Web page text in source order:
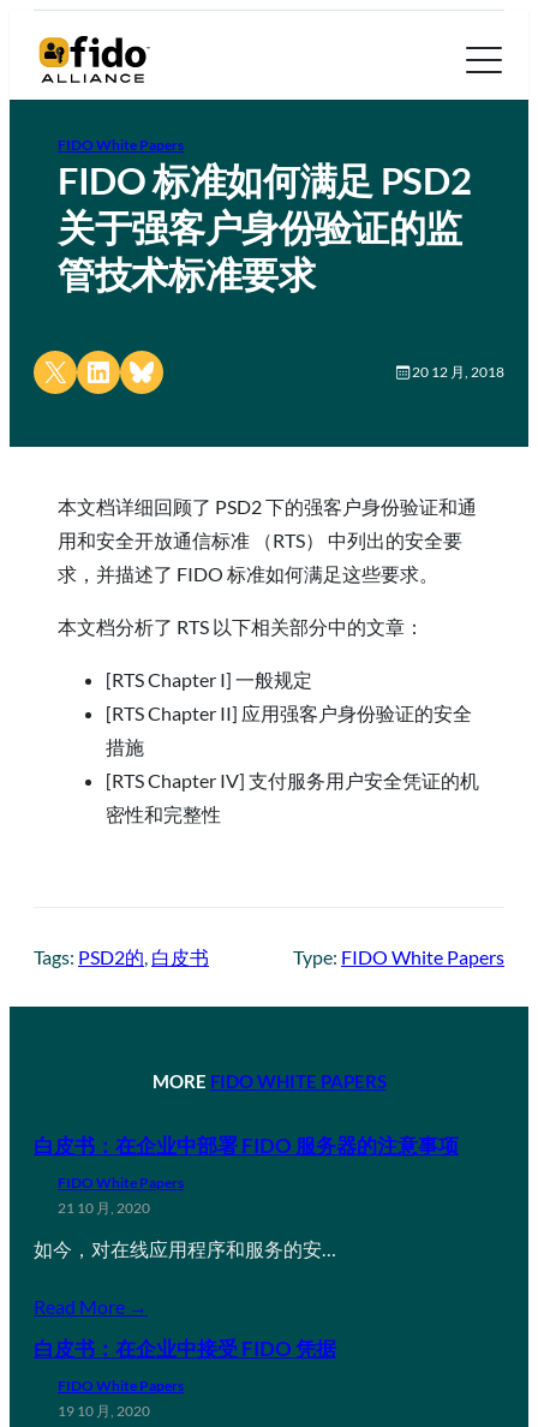
FIDO White Papers
FIDO 标准如何满足 PSD2
关于强客户身份验证的监
管技术标准要求
Share on X Share on LinkedIn
Share on Bluesky 20 12 月, 2018
本文档详细回顾了 PSD2 下的强客户身份验证和通
用和安全开放通信标准 （RTS） 中列出的安全要
求，并描述了 FIDO 标准如何满足这些要求。
本文档分析了 RTS 以下相关部分中的文章：
[RTS Chapter I] 一般规定
[RTS Chapter II] 应用强客户身份验证的安全
措施
[RTS Chapter IV] 支付服务用户安全凭证的机
密性和完整性
Tags: PSD2的 白皮书 Type: FIDO White Papers
MORE FIDO WHITE PAPERS
白皮书：在企业中部署 FIDO 服务器的注意事项
FIDO White Papers
21 10 月, 2020
如今，对在线应用程序和服务的安…
Read More →
白皮书：在企业中接受 FIDO 凭据
FIDO White Papers
19 10 月, 2020